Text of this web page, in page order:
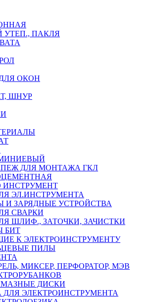
ПАКЛЯ
ОКОН
ШНУР
ДЛЯ МОНТАЖА ГКЛ
ИНСТРУМЕНТ
ЭЛ.ИНСТРУМЕНТА
И ЗАРЯДНЫЕ УСТРОЙСТВА
СВАРКИ
ШЛИФ., ЗАТОЧКИ, ЗАЧИСТКИ
БИТ
К ЭЛЕКТРОИНСТРУМЕНТУ
ПИЛЫ
МИКСЕР, ПЕРФОРАТОР, МЭВ
ДИСКИ
ДЛЯ ЭЛЕКТРОИНСТРУМЕНТА